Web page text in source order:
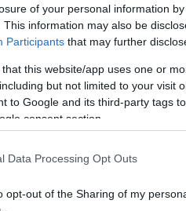
of your personal information
This information may also be
Participants that may further
that this website/app uses one or
but not limited to your visit
to Google and its third-party tags
consent section.
Data Processing Opt Outs
opt-out of the Sharing of my